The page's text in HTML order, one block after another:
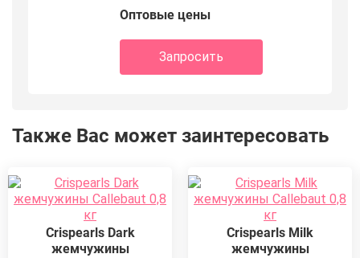
Оптовые цены
Запросить
Также Вас может заинтересовать
Crispearls Dark
жемчужины
Crispearls Milk
жемчужины